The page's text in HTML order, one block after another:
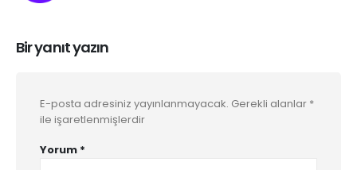
Bir yanıt yazın
E-posta adresiniz yayınlanmayacak. Gerekli alanlar *
ile işaretlenmişlerdir
Yorum *